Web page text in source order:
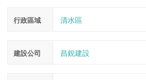
行政區域 清水區
建設公司 昌銳建設